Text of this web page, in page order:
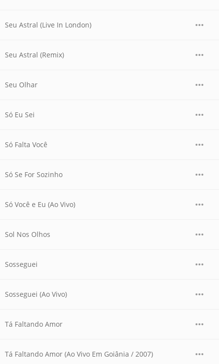
Seu Astral (Live In London)
Seu Astral (Remix)
Seu Olhar
Só Eu Sei
Só Falta Você
Só Se For Sozinho
Só Você e Eu (Ao Vivo)
Sol Nos Olhos
Sosseguei
Sosseguei (Ao Vivo)
Tá Faltando Amor
Tá Faltando Amor (Ao Vivo Em Goiânia / 2007)